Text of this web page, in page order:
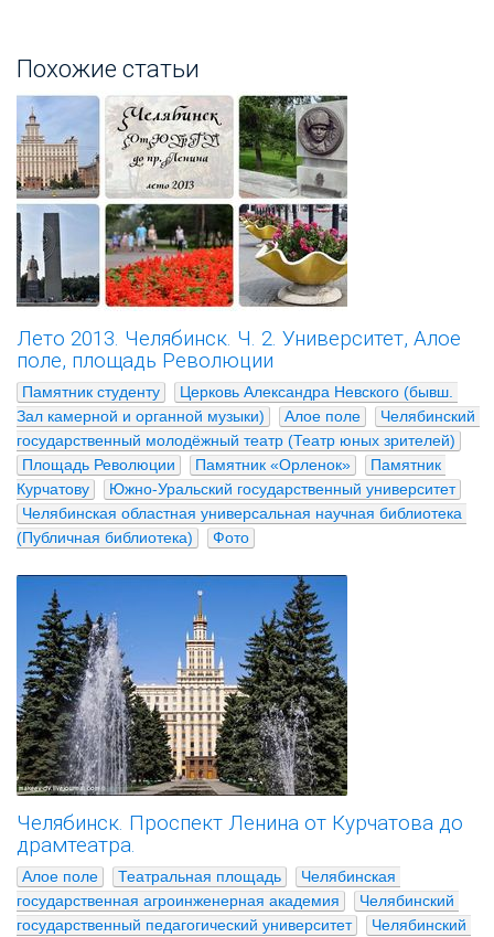
Похожие статьи
Лето 2013. Челябинск. Ч. 2. Университет, Алое
поле, площадь Революции
Памятник студенту
Церковь Александра Невского (бывш.
Зал камерной и органной музыки)
Алое поле
Челябинский
государственный молодёжный театр (Театр юных зрителей)
Площадь Революции
Памятник «Орленок»
Памятник
Курчатову
Южно-Уральский государственный университет
Челябинская областная универсальная научная библиотека
(Публичная библиотека)
Фото
Челябинск. Проспект Ленина от Курчатова до
драмтеатра.
Алое поле Театральная площадь
Челябинская
государственная агроинженерная академия
Челябинский
государственный педагогический университет
Челябинский